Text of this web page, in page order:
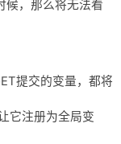
，那么将无法看
提交的变量，都将
它注册为全局变